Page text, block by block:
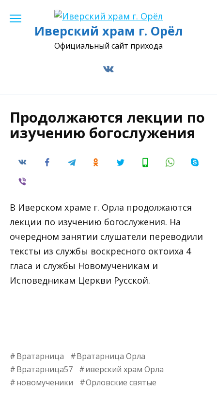
содержаниюИверский храм г. Орёл
Официальный сайт прихода
Продолжаются лекции по
изучению богослужения
В Иверском храме г. Орла продолжаются
лекции по изучению богослужения. На
очередном занятии слушатели переводили
тексты из службы воскресного октоиха 4
гласа и службы Новомученикам и
Исповедникам Церкви Русской.
Вратарница
Вратарница Орла
Вратарница57
иверский храм Орла
новомученики
Орловские святые